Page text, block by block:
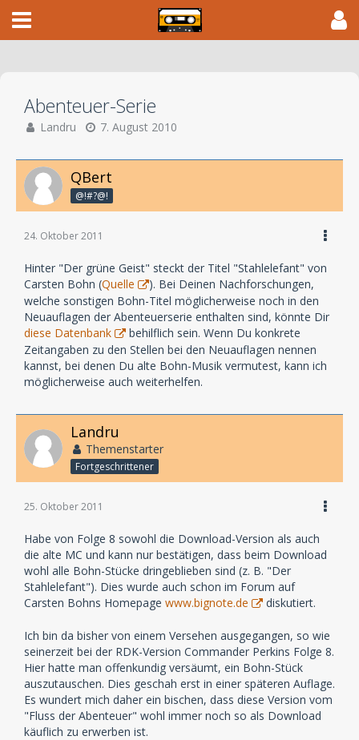
Abenteuer-Serie
Landru 7. August 2010
QBert
@!#?@!
24. Oktober 2011
Hinter "Der grüne Geist" steckt der Titel "Stahlelefant" von
Carsten Bohn (Quelle
). Bei Deinen Nachforschungen,
welche sonstigen Bohn-Titel möglicherweise noch in den
Neuauflagen der Abenteuerserie enthalten sind, könnte Dir
diese Datenbank
behilflich sein. Wenn Du konkrete
Zeitangaben zu den Stellen bei den Neuauflagen nennen
kannst, bei denen Du alte Bohn-Musik vermutest, kann ich
möglicherweise auch weiterhelfen.
Landru
Themenstarter
Fortgeschrittener
25. Oktober 2011
Habe von Folge 8 sowohl die Download-Version als auch
die alte MC und kann nur bestätigen, dass beim Download
wohl alle Bohn-Stücke dringeblieben sind (z. B. "Der
Stahlelefant"). Dies wurde auch schon im Forum auf
Carsten Bohns Homepage www.bignote.de diskutiert.
Ich bin da bisher von einem Versehen ausgegangen, so wie
seinerzeit bei der RDK-Version Commander Perkins Folge 8.
Hier hatte man offenkundig versäumt, ein Bohn-Stück
auszutauschen. Dies geschah erst in einer späteren Auflage.
Es wundert mich daher ein bischen, dass diese Version vom
"Fluss der Abenteuer" wohl immer noch so als Download
käuflich zu erwerben ist.